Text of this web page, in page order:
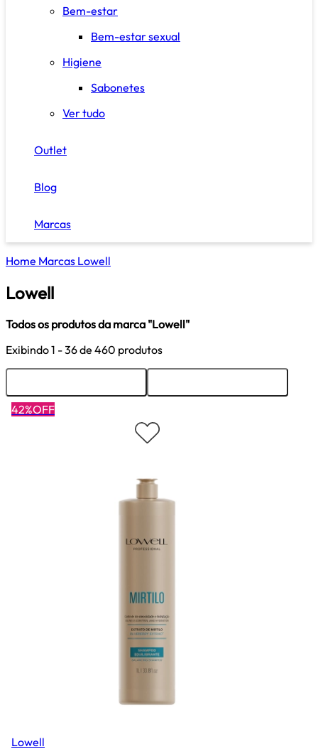
Bem-estar
Bem-estar sexual
Higiene
Sabonetes
Ver tudo
Outlet
Blog
Marcas
Home Marcas Lowell
Lowell
Todos os produtos da marca "Lowell"
Exibindo1 - 36de 460 produtos
42%OFF
Lowell